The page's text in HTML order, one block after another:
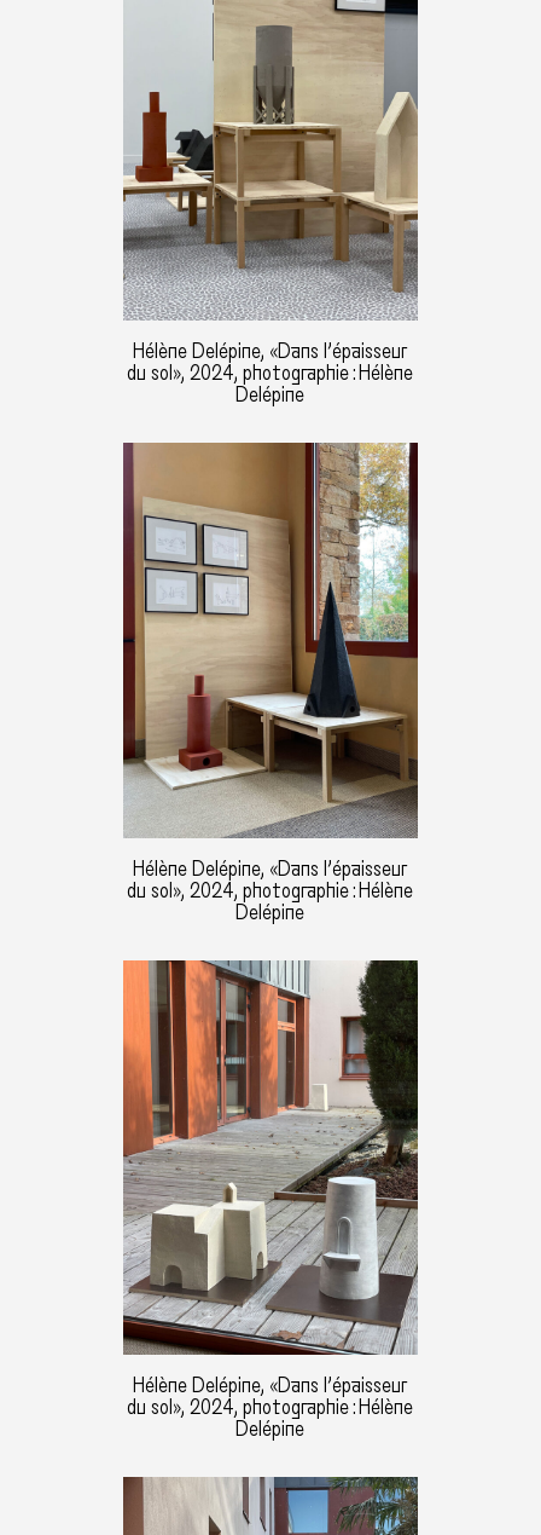
Hélène Delépine, «Dans l’épaisseur
du sol», 2024, photographie : Hélène
Delépine
Hélène Delépine, «Dans l’épaisseur
du sol», 2024, photographie : Hélène
Delépine
Hélène Delépine, «Dans l’épaisseur
du sol», 2024, photographie : Hélène
Delépine